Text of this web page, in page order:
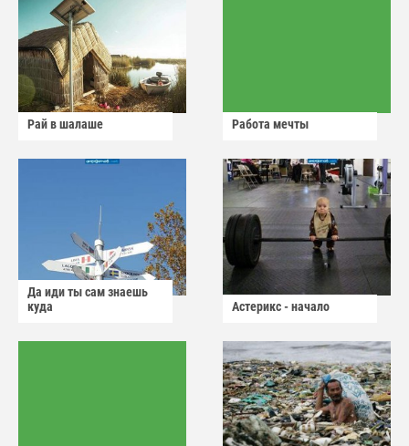
Рай в шалаше Работа мечты
Да иди ты сам знаешь
куда
Астерикс - начало